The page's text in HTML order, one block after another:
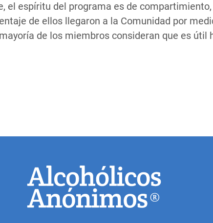
el espíritu del programa es de
de ellos llegaron a la Comunidad por
de los miembros consideran que es útil